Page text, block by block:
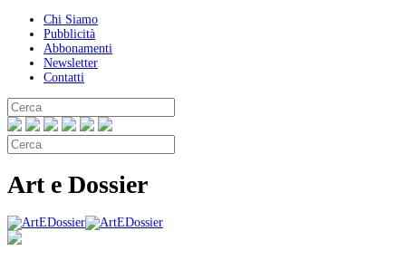
Chi Siamo
Pubblicità
Abbonamenti
Newsletter
Contatti
Art e Dossier